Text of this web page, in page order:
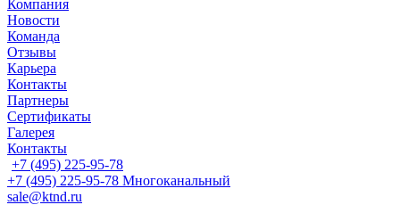
Компания
Новости
Команда
Отзывы
Карьера
Контакты
Партнеры
Сертификаты
Галерея
Контакты
+7 (495) 225-95-78
+7 (495) 225-95-78 Многоканальный
sale@ktnd.ru